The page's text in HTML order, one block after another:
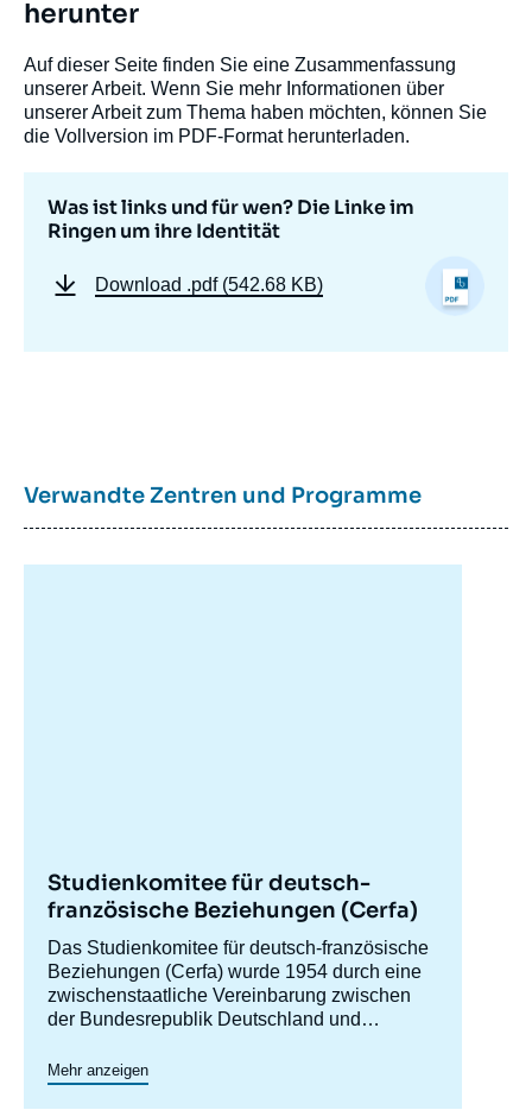
herunter
Auf dieser Seite finden Sie eine Zusammenfassung
unserer Arbeit. Wenn Sie mehr Informationen über
unserer Arbeit zum Thema haben möchten, können Sie
die Vollversion im PDF-Format herunterladen.
Was ist links und für wen? Die Linke im
Ringen um ihre Identität
Download .pdf (542.68 KB)
Verwandte Zentren und Programme
Studienkomitee für deutsch-
französische Beziehungen (Cerfa)
Accroche
centre
Das Studienkomitee für deutsch-französische
Beziehungen (Cerfa) wurde 1954 durch eine
zwischenstaatliche Vereinbarung zwischen
der Bundesrepublik Deutschland und
Deutschland in Frankreich zu vertiefen und
die deutsch-französischen Beziehungen,
deutschen Stiftungen und Think Tanks. Neben
seiner Forschungs- und Debattenarbeit fördert
Mehr anzeigen
Thorsten HOLZHAUSER, « Was ist links und
für wen? Die Linke im Ringen um ihre
Identität », Notes, Notes du Cerfa, Ifri, 4 Mai
2021.
Kopieren